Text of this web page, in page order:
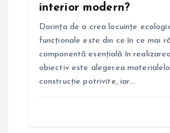
interior modern?
Dorința de a crea locuințe
funcționale este din ce în ce mai
componentă esențială în
obiectiv este alegerea
construcție potrivite, iar…